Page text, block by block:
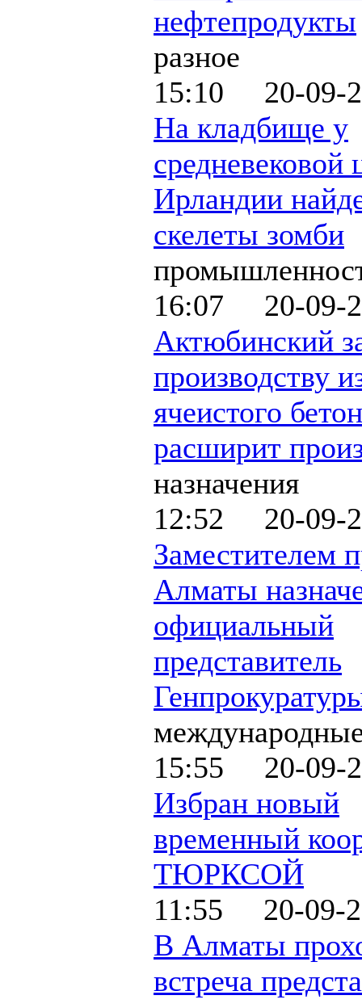
нефтепродукты
разное
15:10 20-09-
На кладбище у
средневековой
Ирландии
скелеты зомби
16:07 20-09-
Актюбинский
производству
ячеистого
расширит
назначения
12:52 20-09-
Заместителем
Алматы
официальный
представитель
15:55 20-09-
Избран новый
временный
ТЮРКСОЙ
11:55 20-09-
В Алматы
встреча